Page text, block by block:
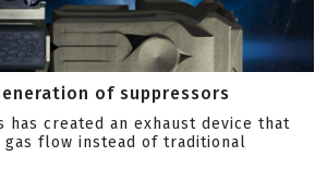
of suppressors
has created an exhaust device that
flow instead of traditional